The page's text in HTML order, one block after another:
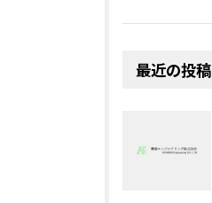
最近の投稿